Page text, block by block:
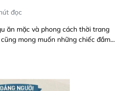
đọc
ăn mặc và phong cách thời trang
mong muốn những chiếc đầm...